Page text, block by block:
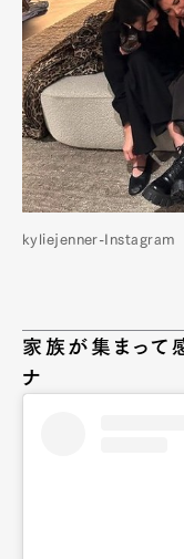
kyliejenner-Instagram
家族が集まって
ナ